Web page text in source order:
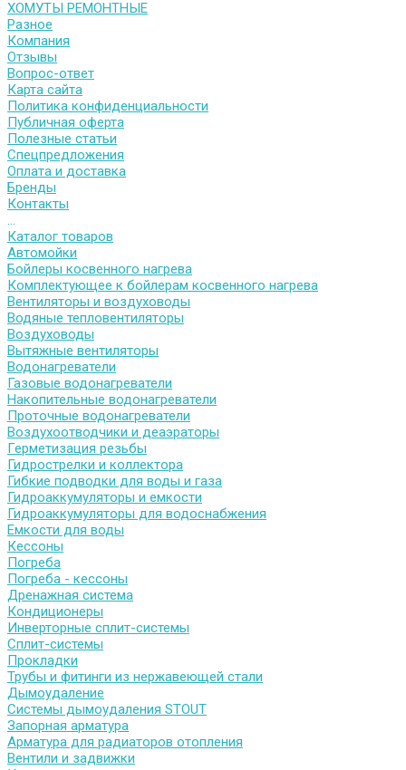
ХОМУТЫ РЕМОНТНЫЕ
Разное
Компания
Отзывы
Вопрос-ответ
Карта сайта
Политика конфиденциальности
Публичная оферта
Полезные статьи
Спецпредложения
Оплата и доставка
Бренды
Контакты
...
Каталог товаров
Автомойки
Бойлеры косвенного нагрева
Комплектующее к бойлерам косвенного нагрева
Вентиляторы и воздуховоды
Водяные тепловентиляторы
Воздуховоды
Вытяжные вентиляторы
Водонагреватели
Газовые водонагреватели
Накопительные водонагреватели
Проточные водонагреватели
Воздухоотводчики и деаэраторы
Герметизация резьбы
Гидрострелки и коллектора
Гибкие подводки для воды и газа
Гидроаккумуляторы и емкости
Гидроаккумуляторы для водоснабжения
Емкости для воды
Кессоны
Погреба
Погреба - кессоны
Дренажная система
Кондиционеры
Инверторные сплит-системы
Сплит-системы
Прокладки
Трубы и фитинги из нержавеющей стали
Дымоудаление
Системы дымоудаления STOUT
Запорная арматура
Арматура для радиаторов отопления
Вентили и задвижки